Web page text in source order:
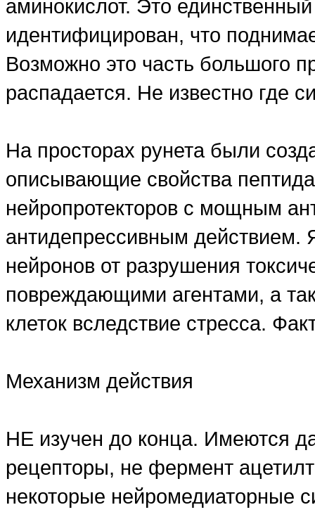
аминокислот. Это
идентифицирован, что
Возможно это часть большого
распадается. Не известно где
На просторах рунета были
описывающие свойства
нейропротекторов с мощным
антидепрессивным действием.
нейронов от разрушения
повреждающими агентами, а
клеток вследствие стресса.
Механизм действия
НЕ изучен до конца. Имеются
рецепторы, не фермент
некоторые нейромедиаторные